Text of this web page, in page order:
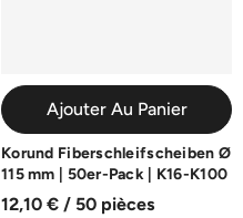
Ajouter Au Panier
Korund Fiberschleifscheiben Ø
115 mm | 50er-Pack | K16-K100
12,10 € / 50 pièces